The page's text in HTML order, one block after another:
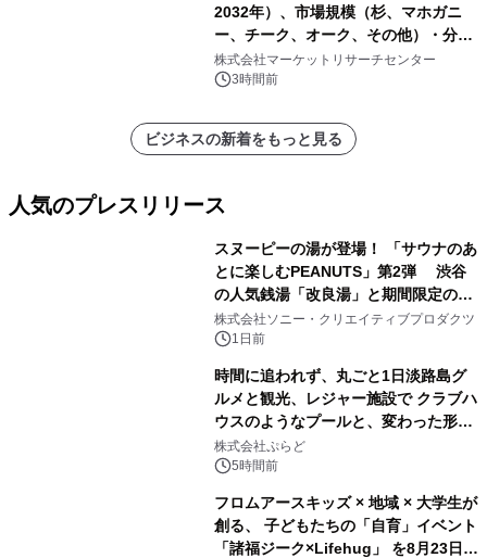
2032年）、市場規模（杉、マホガニ
ー、チーク、オーク、その他）・分析
レポートを発表
株式会社マーケットリサーチセンター
3時間前
ビジネスの新着をもっと見る
人気のプレスリリース
スヌーピーの湯が登場！ 「サウナのあ
とに楽しむPEANUTS」第2弾 渋谷
の人気銭湯「改良湯」と期間限定のコ
ラボレーション サウナイキタイコラ
ボグッズも発売決定！
株式会社ソニー・クリエイティブプロダクツ
1日前
時間に追われず、丸ごと1日淡路島グ
ルメと観光、レジャー施設で クラブハ
ウスのようなプールと、変わった形の
サウナも 「THE BOXY AWAJI」のお
得な素泊まり連泊プランで
株式会社ぷらど
5時間前
フロムアースキッズ × 地域 × 大学生が
創る、 子どもたちの「自育」イベント
「諸福ジーク×Lifehug」 を8月23日